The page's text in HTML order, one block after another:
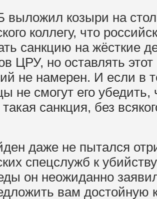
выложил козыри на
коллегу, что
санкцию на жёсткие
ЦРУ, но оставлять
не намерен. И если в
не смогут его
санкция, без
даже не пытался
спецслужб к
он неожиданно
вам достойную